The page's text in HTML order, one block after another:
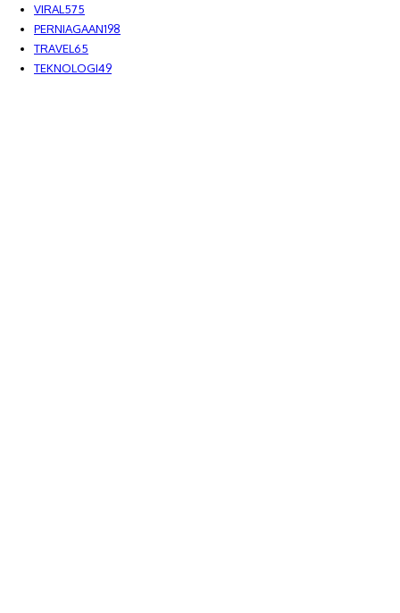
VIRAL 575
PERNIAGAAN198
TRAVEL 65
TEKNOLOGI49